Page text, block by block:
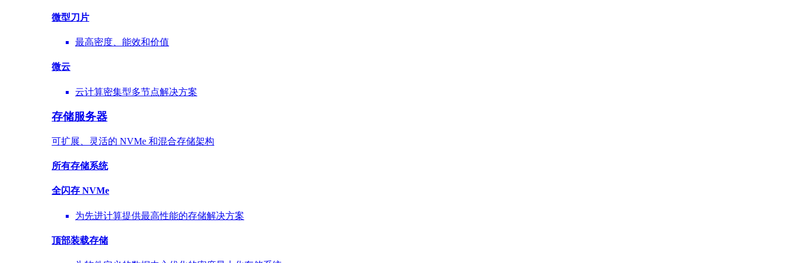
微型刀片
最高密度、能效和价值
微云
云计算密集型多节点解决方案
存储服务器
可扩展、灵活的 NVMe 和混合存储架构
所有存储系统
全闪存 NVMe
为先进计算提供最高性能的存储解决方案
顶部装载存储